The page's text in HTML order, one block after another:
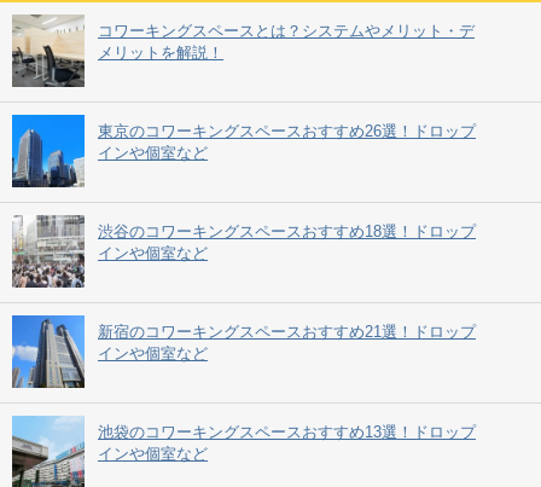
コワーキングスペースとは？システムやメリット・デ
メリットを解説！
東京のコワーキングスペースおすすめ26選！ドロップ
インや個室など
渋谷のコワーキングスペースおすすめ18選！ドロップ
インや個室など
新宿のコワーキングスペースおすすめ21選！ドロップ
インや個室など
池袋のコワーキングスペースおすすめ13選！ドロップ
インや個室など